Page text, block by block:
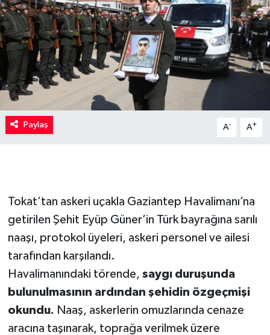
Paylaş A- A+
Tokat’tan askeri uçakla Gaziantep Havalimanı’na
getirilen Şehit Eyüp Güner’in Türk bayrağına sarılı
naaşı, protokol üyeleri, askeri personel ve ailesi
tarafından karşılandı.
Havalimanındaki törende, saygı duruşunda
bulunulmasının ardından şehidin özgeçmişi
okundu. Naaş, askerlerin omuzlarında cenaze
aracına taşınarak, toprağa verilmek üzere